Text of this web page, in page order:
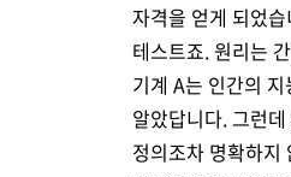
자격을 얻게 되었
테스트죠. 원리는
기계 A는 인간의
알았답니다. 그런
정의조차 명확하지